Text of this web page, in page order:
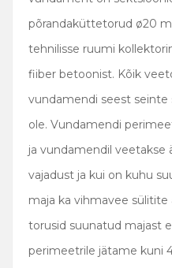
põrandaküttetorud ø20
tehnilisse ruumi
fiiber betoonist. Kõik
vundamendi seest seinte
ole. Vundamendi
ja vundamendil veetakse
vajadust ja kui on kuhu
maja ka vihmavee
torusid suunatud majast
perimeetrile jätame kuni